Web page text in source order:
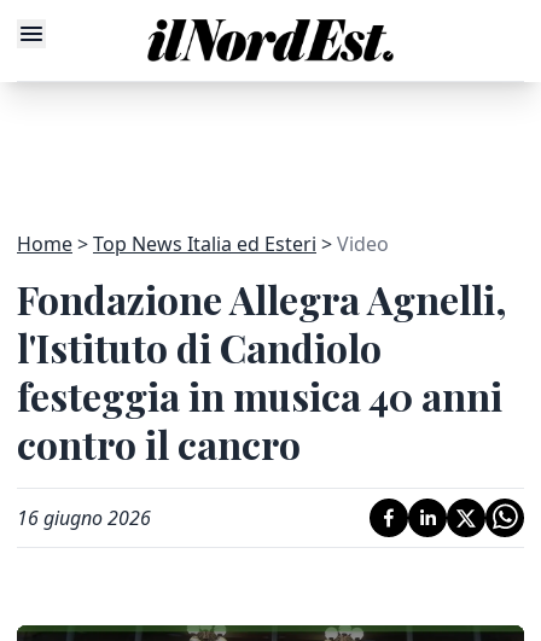
Home Top News Italia ed Esteri Video
Fondazione Allegra Agnelli,
l'Istituto di Candiolo
festeggia in musica 40 anni
contro il cancro
16 giugno 2026